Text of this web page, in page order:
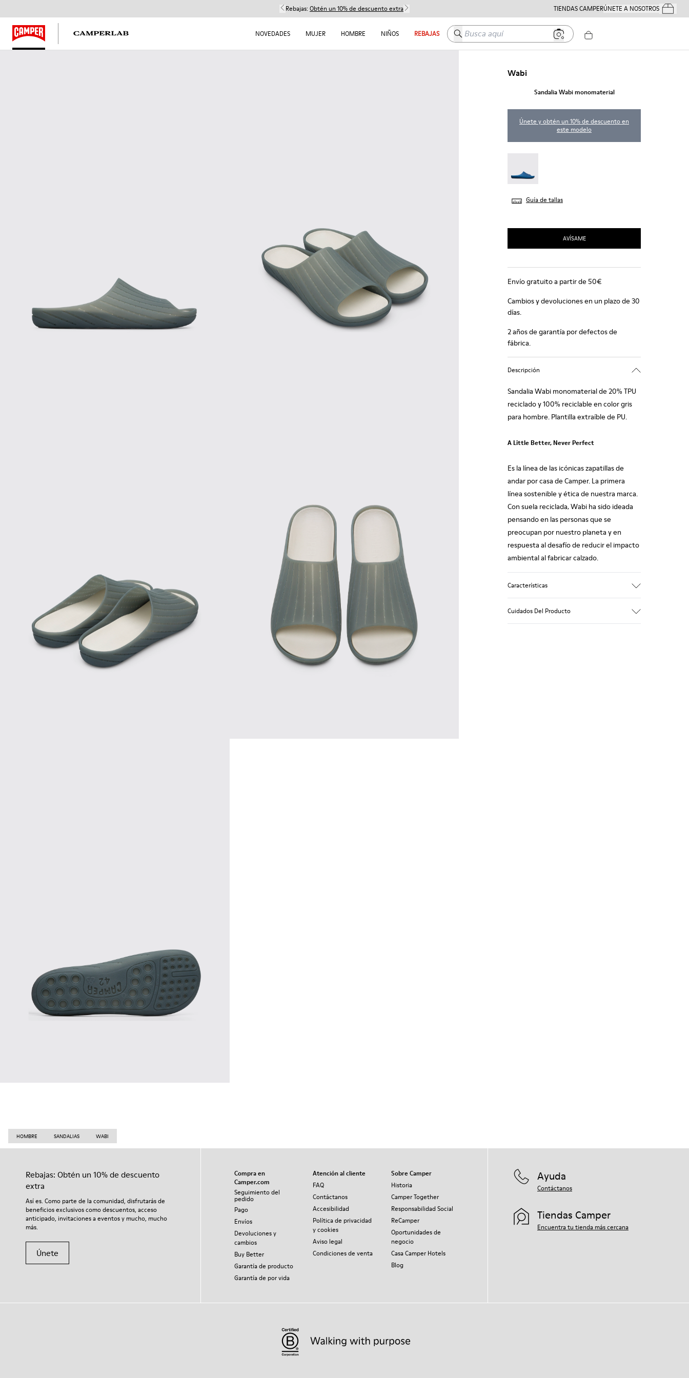
Rebajas: Obtén un 10% de descuento extra TIENDAS CAMPERÚNETE A NOSOTROSTus
NOVEDADES MUJER HOMBRE NIÑOS REBAJAS Busca aquí
Wabi
Sandalia Wabi monomaterial
Únete y obtén un 10% de descuento en
este modelo
Guía de tallas
AVÍSAME
Envío gratuito a partir de 50€
Cambios y devoluciones en un plazo de 30
días.
2 años de garantía por defectos de
fábrica.
Descripción
Sandalia Wabi monomaterial de 20% TPU
reciclado y 100% reciclable en color gris
para hombre. Plantilla extraíble de PU.
A Little Better, Never Perfect
Es la línea de las icónicas zapatillas de
andar por casa de Camper. La primera
línea sostenible y ética de nuestra marca.
Con suela reciclada, Wabi ha sido ideada
pensando en las personas que se
preocupan por nuestro planeta y en
respuesta al desafío de reducir el impacto
ambiental al fabricar calzado.
Características
Cuidados Del Producto
HOMBRE SANDALIAS WABI
Rebajas: Obtén un 10% de descuento
extra
Así es. Como parte de la comunidad, disfrutarás de
beneficios exclusivos como descuentos, acceso
anticipado, invitaciones a eventos y mucho, mucho
más.
Únete
Compra en
Camper.com
Seguimiento del
pedido
Pago
Envíos
Devoluciones y
cambios
Buy Better
Garantía de producto
Garantía de por vida
Atención al cliente
FAQ
Contáctanos
Accesibilidad
Política de privacidad
y cookies
Aviso legal
Condiciones de venta
Sobre Camper
Historia
Camper Together
Responsabilidad Social
ReCamper
Oportunidades de
negocio
Casa Camper Hotels
Blog
Ayuda
Contáctanos
Tiendas Camper
Encuentra tu tienda más cercana